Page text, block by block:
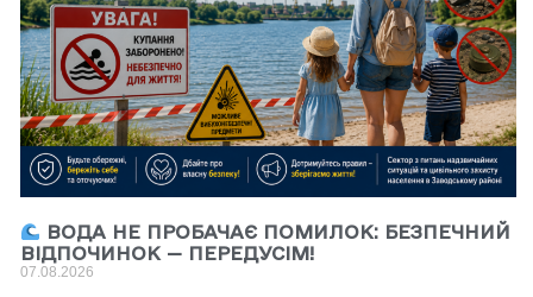
ВОДА НЕ ПРОБАЧАЄ ПОМИЛОК: БЕЗПЕЧНИЙ
ВІДПОЧИНОК — ПЕРЕДУСІМ!
07.08.2026